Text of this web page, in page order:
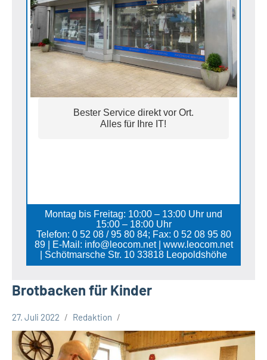
Bester Service direkt vor Ort.
Alles für Ihre IT!
Montag bis Freitag: 10:00 – 13:00 Uhr und
15:00 – 18:00 Uhr
Telefon: 0 52 08 / 95 80 84; Fax: 0 52 08 95 80
89 | E-Mail: info@leocom.net | www.leocom.net
| Schötmarsche Str. 10 33818 Leopoldshöhe
Brotbacken für Kinder
Leopoldshöhe
27. Juli 2022 Redaktion